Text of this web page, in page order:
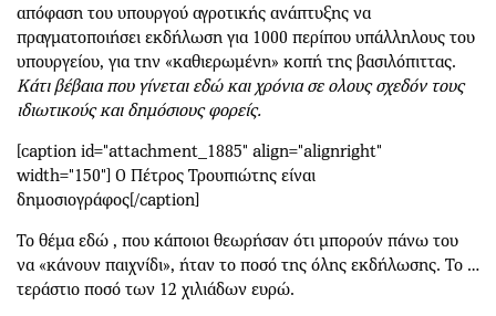
απόφαση του υπουργού αγροτικής ανάπτυξης να
πραγματοποιήσει εκδήλωση για 1000 περίπου υπάλληλους του
υπουργείου, για την «καθιερωμένη» κοπή της βασιλόπιττας.
Κάτι βέβαια που γίνεται εδώ και χρόνια σε ολους σχεδόν τους
ιδιωτικούς και δημόσιους φορείς.
[caption id="attachment_1885" align="alignright"
width="150"] Ο Πέτρος Τρουπιώτης είναι
δημοσιογράφος[/caption]
Το θέμα εδώ , που κάποιοι θεωρήσαν ότι μπορούν πάνω του
να «κάνουν παιχνίδι», ήταν το ποσό της όλης εκδήλωσης. Το …
τεράστιο ποσό των 12 χιλιάδων ευρώ.